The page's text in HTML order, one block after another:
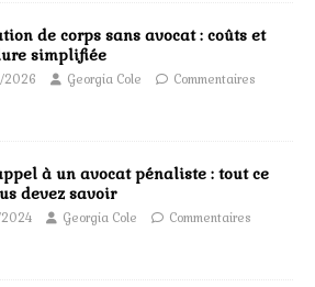
de corps sans avocat : coûts et
simplifiée
2026 Georgia Cole
Commentaires
à un avocat pénaliste : tout ce
devez savoir
2024 Georgia Cole
Commentaires